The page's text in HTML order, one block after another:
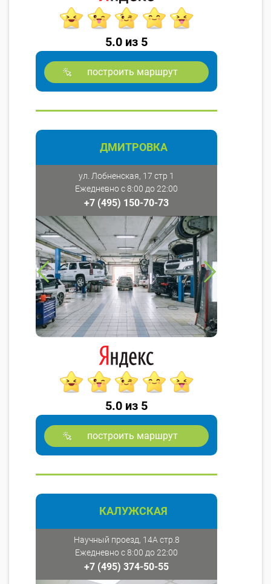
5.0 из 5
построить маршрут
ДМИТРОВКА
ул. Лобненская, 17 стр 1
Ежедневно с 8:00 до 22:00
+7 (495) 150-70-73
5.0 из 5
построить маршрут
КАЛУЖСКАЯ
Научный проезд, 14А стр.8
Ежедневно с 8:00 до 22:00
+7 (495) 374-50-55